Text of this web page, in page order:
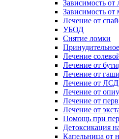
Зависимость от
Зависимость от
Лечение от
УБОД
Снятие ломки
Лечение
Лечение от
Лечение от
Лечение от ЛСД
Лечение от
Лечение от
Лечение от
Помощь при
Детоксикация
Капельница от